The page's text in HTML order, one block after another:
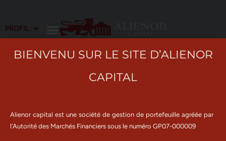
Aller
au
contenu
PROFIL
BIENVENU SUR LE SITE D’ALIENOR
CAPITAL
Alienor capital est une société de gestion de portefeuille agréée par
l’Autorité des Marchés Financiers sous le numéro GP07-000009